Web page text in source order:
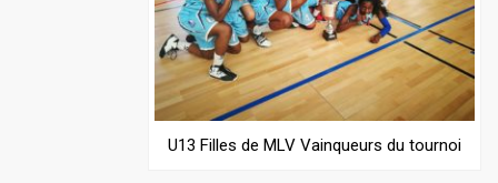
U13 Filles de MLV Vainqueurs du tournoi